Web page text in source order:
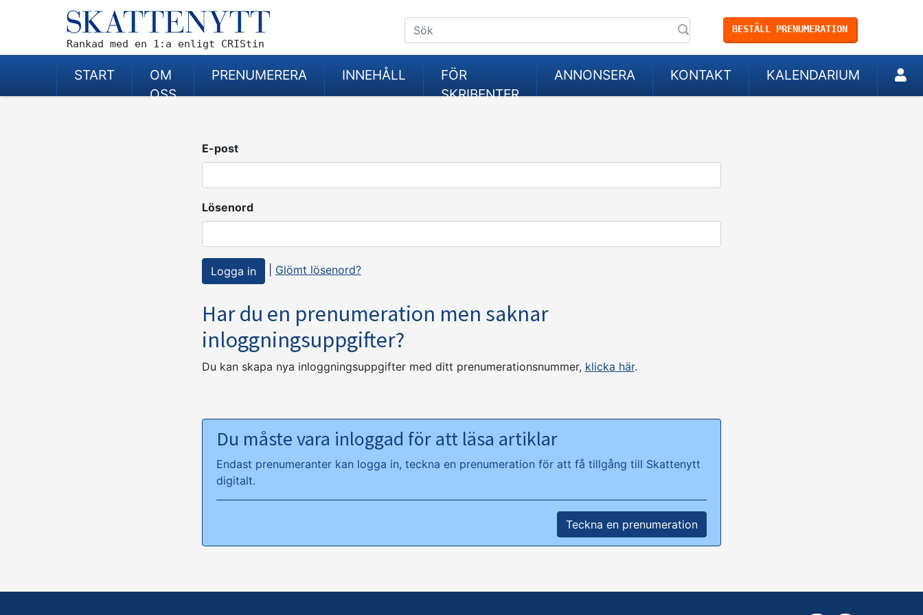
Rankad med en 1:a enligt CRIStin
BESTÄLL PRENUMERATION
START
OM
OSS
PRENUMERERA INNEHÅLL
FÖR
SKRIBENTER
ANNONSERA KONTAKT KALENDARIUM
E-post
Lösenord
Glömt lösenord?
Har du en prenumeration men saknar
inloggningsuppgifter?
Du kan skapa nya inloggningsuppgifter med ditt prenumerationsnummer, klicka här.
Du måste vara inloggad för att läsa artiklar
Endast prenumeranter kan logga in, teckna en prenumeration för att få tillgång till Skattenytt
digitalt.
Teckna en prenumeration